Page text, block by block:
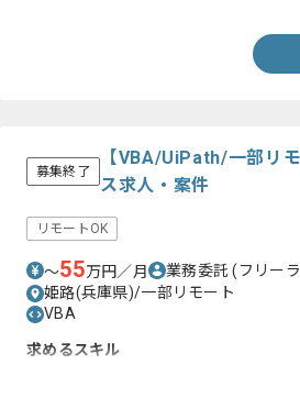
募集終了
【VBA/UiPath/一部リ
ス求人・案件
リモートOK
〜55万円／月 業務委託(フリー
姫路(兵庫県)/一部リモート
VBA
求めるスキル